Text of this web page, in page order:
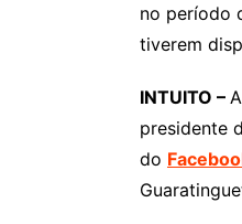
no período
tiverem
INTUITO –
presidente
do